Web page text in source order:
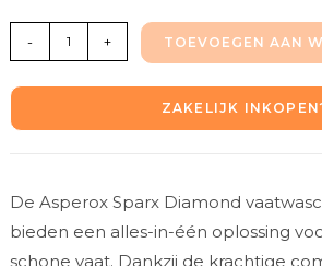
- + TOEVOEGEN AAN
ZAKELIJK
De Asperox Sparx Diamond
bieden een alles-in-één oplossing
schone vaat. Dankzij de krachtige